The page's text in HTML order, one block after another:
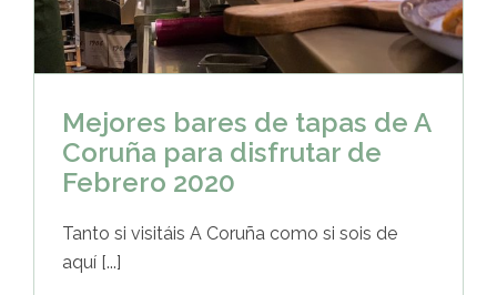
Mejores bares de tapas de A
Coruña para disfrutar de
Febrero 2020
Tanto si visitáis A Coruña como si sois de
aquí [...]